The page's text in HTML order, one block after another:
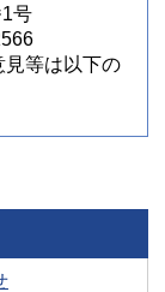
号
見等は以下の